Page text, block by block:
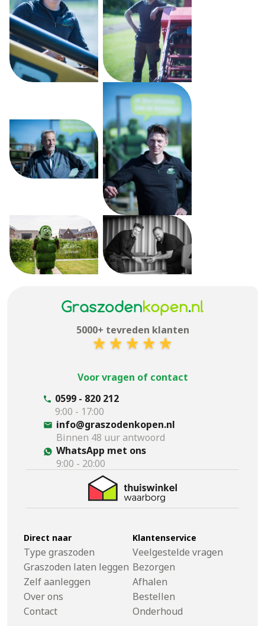
5000+ tevreden klanten
Voor vragen of contact
0599 - 820 212
9:00 - 17:00
info@graszodenkopen.nl
Binnen 48 uur antwoord
WhatsApp met ons
9:00 - 20:00
Direct naar
Type graszoden
Graszoden laten leggen
Zelf aanleggen
Over ons
Contact
Klantenservice
Veelgestelde vragen
Bezorgen
Afhalen
Bestellen
Onderhoud